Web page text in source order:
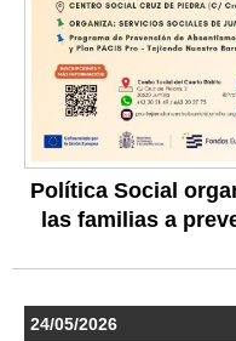
Política Social
las familias a
24/05/2026